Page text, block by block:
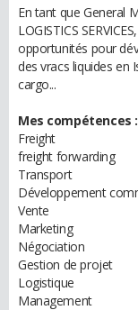
En tant que General
LOGISTICS
opportunités pour
des vracs liquides en
cargo...
Mes compétences :
Freight
freight forwarding
Transport
Développement
Vente
Marketing
Négociation
Gestion de projet
Logistique
Management